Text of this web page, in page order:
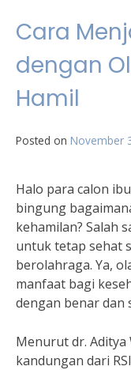
Cara
dengan
Hamil
Posted on November
Halo para calon
bingung
kehamilan? Salah
untuk tetap sehat
berolahraga. Ya,
manfaat bagi
dengan benar dan
Menurut dr.
kandungan dari